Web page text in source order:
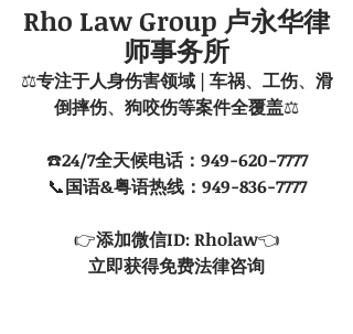
Rho Law Group 卢永华律
师事务所
⚖️专注于人身伤害领域 | 车祸、 工伤、 滑
倒摔伤、 狗咬伤等案件全覆盖⚖️
☎️24/7全天候电话：949-620-7777
📞国语&粤语热线：949-836-7777
👉添加微信ID: Rholaw👈
立即获得免费法律咨询